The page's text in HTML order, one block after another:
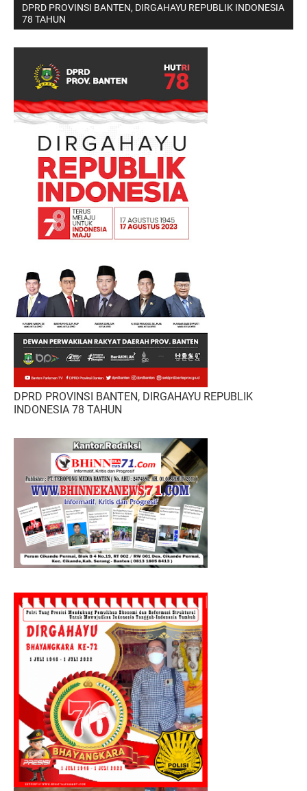
DPRD PROVINSI BANTEN, DIRGAHAYU REPUBLIK INDONESIA
78 TAHUN
DPRD PROVINSI BANTEN, DIRGAHAYU REPUBLIK
INDONESIA 78 TAHUN